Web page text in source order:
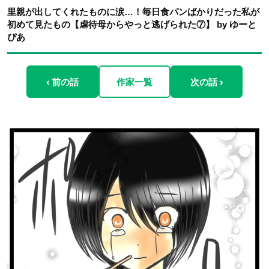
里親が出してくれたものに涙…！毎日食パンばかりだった私が
初めて見たもの【虐待母からやっと逃げられた⑦】 by ゆーと
ぴあ
‹ 前の話 作家一覧 次の話 ›